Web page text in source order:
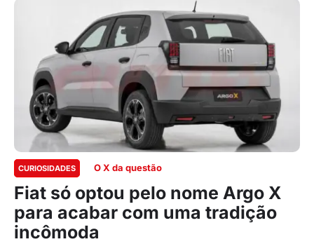
CURIOSIDADES O X da questão
Fiat só optou pelo nome Argo X
para acabar com uma tradição
incômoda